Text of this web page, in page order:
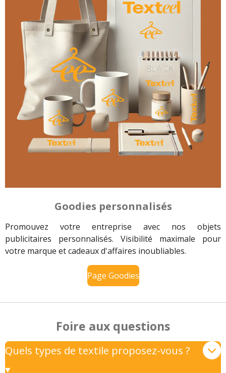
Goodies personnalisés
Promouvez votre entreprise avec nos objets
publicitaires personnalisés. Visibilité maximale pour
votre marque et cadeaux d'affaires inoubliables.
Page Goodies
Foire aux questions
Quels types de textile proposez-vous ?